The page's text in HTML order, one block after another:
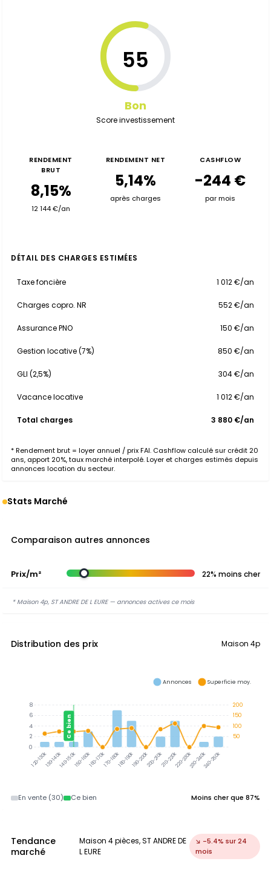
55
Bon
Score investissement
RENDEMENT
BRUT
8,15%
12 144 €/an
RENDEMENT NET
5,14%
après charges
CASHFLOW
-244 €
par mois
DÉTAIL DES CHARGES ESTIMÉES
Taxe foncière 1 012 €/an
Charges copro. NR 552 €/an
Assurance PNO 150 €/an
Gestion locative (7%) 850 €/an
GLI (2,5%) 304 €/an
Vacance locative 1 012 €/an
Total charges 3 880 €/an
* Rendement brut = loyer annuel / prix FAI. Cashflow calculé sur crédit 20
ans, apport 20%, taux marché interpolé. Loyer et charges estimés depuis
annonces location du secteur.
Stats Marché
Comparaison autres annonces
Prix/m² 22% moins cher
* Maison 4p, ST ANDRE DE L EURE — annonces actives ce mois
Distribution des prix Maison 4p
120-130k130-140k140-150k150-160k160-170k170-180k180-190k190-200k200-210k210-220k220-230k230-240k240-250k
Ce bien
200
150
100
50
8
6
4
2
0
Annonces Superficie moy.
En vente (30) Ce bien Moins cher que 87%
Tendance
marché
Maison 4 pièces, ST ANDRE DE
L EURE
↘ -5.4% sur 24
mois